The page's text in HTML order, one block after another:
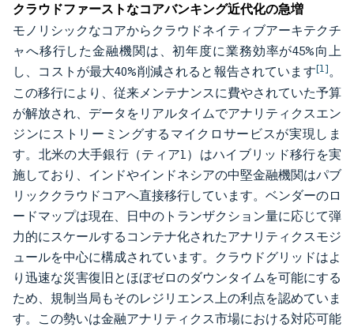
クラウドファーストなコアバンキング近代化の急増
モノリシックなコアからクラウドネイティブアーキテクチ
ャへ移行した金融機関は、初年度に業務効率が45%向上
し、コストが最大40%削減されると報告されています[1]。
この移行により、従来メンテナンスに費やされていた予算
が解放され、データをリアルタイムでアナリティクスエン
ジンにストリーミングするマイクロサービスが実現しま
す。北米の大手銀行（ティア1）はハイブリッド移行を実
施しており、インドやインドネシアの中堅金融機関はパブ
リッククラウドコアへ直接移行しています。ベンダーのロ
ードマップは現在、日中のトランザクション量に応じて弾
力的にスケールするコンテナ化されたアナリティクスモジ
ュールを中心に構成されています。クラウドグリッドはよ
り迅速な災害復旧とほぼゼロのダウンタイムを可能にする
ため、規制当局もそのレジリエンス上の利点を認めていま
す。この勢いは金融アナリティクス市場における対応可能